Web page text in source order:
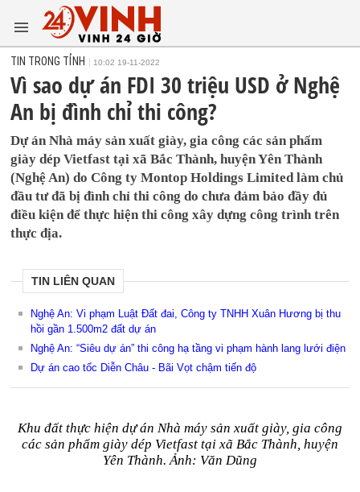
TIN TRONG TỈNH 10:02 19-11-2022
Vì sao dự án FDI 30 triệu USD ở Nghệ
An bị đình chỉ thi công?
Dự án Nhà máy sản xuất giày, gia công các sản phẩm
giày dép Vietfast tại xã Bắc Thành, huyện Yên Thành
(Nghệ An) do Công ty Montop Holdings Limited làm chủ
đầu tư đã bị đình chỉ thi công do chưa đảm bảo đầy đủ
điều kiện để thực hiện thi công xây dựng công trình trên
thực địa.
TIN LIÊN QUAN
Nghệ An: Vi phạm Luật Đất đai, Công ty TNHH Xuân Hương bị thu
hồi gần 1.500m2 đất dự án
Nghệ An: “Siêu dự án” thi công hạ tầng vi phạm hành lang lưới điện
Dự án cao tốc Diễn Châu - Bãi Vọt chậm tiến độ
Khu đất thực hiện dự án Nhà máy sản xuất giày, gia công
các sản phẩm giày dép Vietfast tại xã Bắc Thành, huyện
Yên Thành. Ảnh: Văn Dũng